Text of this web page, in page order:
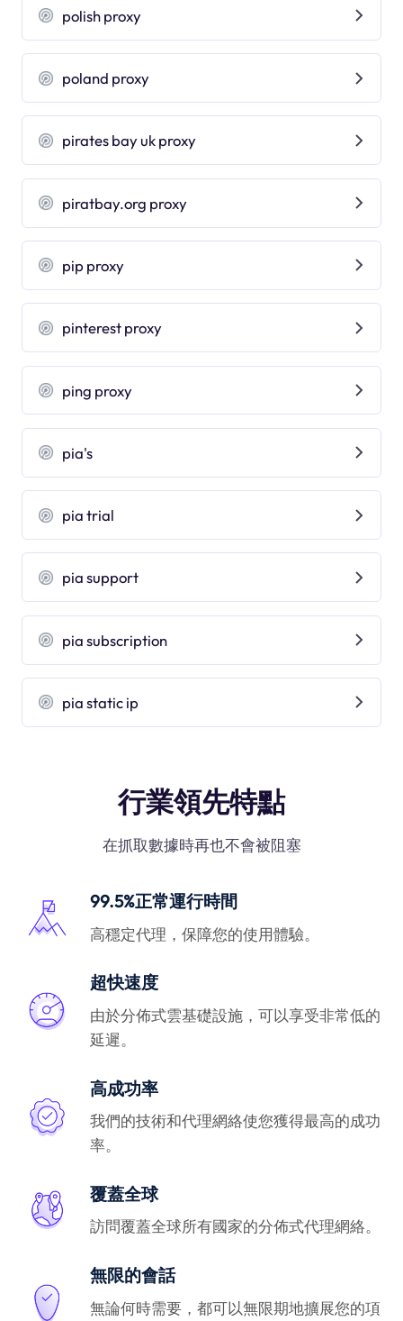
polish proxy
poland proxy
pirates bay uk proxy
piratbay.org proxy
pip proxy
pinterest proxy
ping proxy
pia's
pia trial
pia support
pia subscription
pia static ip
行業領先特點
在抓取數據時再也不會被阻塞
99.5%正常運行時間
高穩定代理，保障您的使用體驗。
超快速度
由於分佈式雲基礎設施，可以享受非常低的
延遲。
高成功率
我們的技術和代理網絡使您獲得最高的成功
率。
覆蓋全球
訪問覆蓋全球所有國家的分佈式代理網絡。
無限的會話
無論何時需要，都可以無限期地擴展您的項